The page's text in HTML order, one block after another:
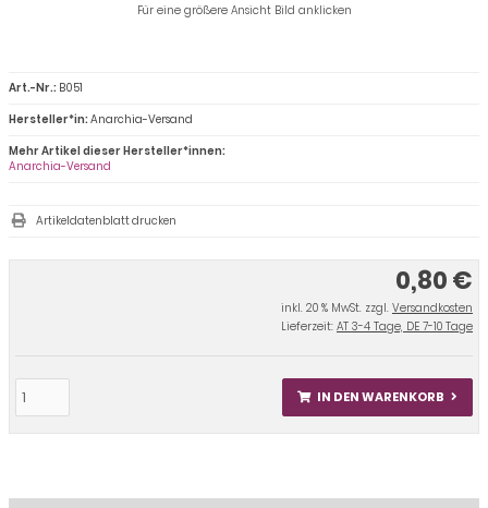
Für eine größere Ansicht Bild anklicken
0,80 €
inkl. 20 % MwSt. zzgl. Versandkosten
Lieferzeit: AT 3-4 Tage, DE 7-10 Tage
IN DEN WARENKORB
Art.-Nr.: B051
Hersteller*in:Anarchia-Versand
Mehr Artikel dieser Hersteller*innen:
Anarchia-Versand
Artikeldatenblatt drucken